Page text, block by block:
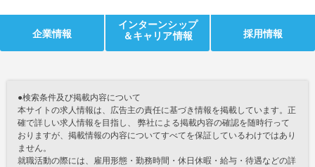
企業情報
インターンシップ
＆キャリア情報
採用情報
●検索条件及び掲載内容について
本サイトの求人情報は、広告主の責任に基づき情報を掲載しています。正
確で詳しい求人情報を目指し、 弊社による掲載内容の確認を随時行って
おりますが、掲載情報の内容についてすべてを保証しているわけではあり
ません。
就職活動の際には、雇用形態・勤務時間・休日休暇・給与・待遇などの詳